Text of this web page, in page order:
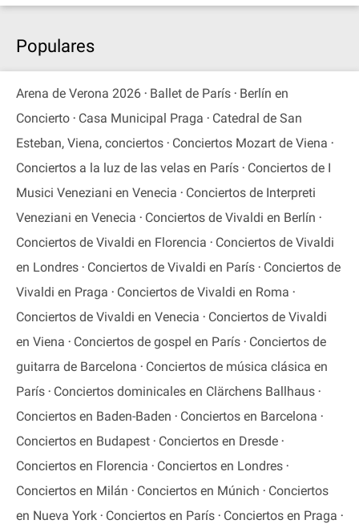
Populares
Arena de Verona 2026 Ballet de París
Berlín en
Concierto
Casa Municipal Praga
Catedral de San
Esteban, Viena, conciertos
Conciertos Mozart de Viena
Conciertos a la luz de las velas en París
Conciertos de I
Musici Veneziani en Venecia
Conciertos de Interpreti
Veneziani en Venecia
Conciertos de Vivaldi en Berlín
Conciertos de Vivaldi en Florencia
Conciertos de Vivaldi
en Londres
Conciertos de Vivaldi en París
Conciertos de
Vivaldi en Praga
Conciertos de Vivaldi en Roma
Conciertos de Vivaldi en Venecia
Conciertos de Vivaldi
en Viena
Conciertos de gospel en París
Conciertos de
guitarra de Barcelona
Conciertos de música clásica en
París
Conciertos dominicales en Clärchens Ballhaus
Conciertos en Baden-Baden
Conciertos en Barcelona
Conciertos en Budapest
Conciertos en Dresde
Conciertos en Florencia
Conciertos en Londres
Conciertos en Milán
Conciertos en Múnich
Conciertos
en Nueva York
Conciertos en París
Conciertos en Praga